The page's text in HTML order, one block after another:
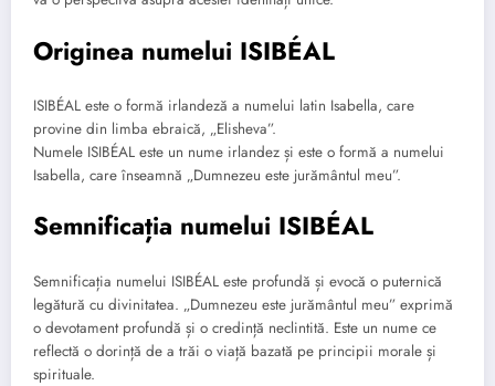
Originea numelui ISIBÉAL
ISIBÉAL este o formă irlandeză a numelui latin Isabella, care
provine din limba ebraică, „Elisheva”.
Numele ISIBÉAL este un nume irlandez și este o formă a numelui
Isabella, care înseamnă „Dumnezeu este jurământul meu”.
Semnificația numelui ISIBÉAL
Semnificația numelui ISIBÉAL este profundă și evocă o puternică
legătură cu divinitatea. „Dumnezeu este jurământul meu” exprimă
o devotament profundă și o credință neclintită. Este un nume ce
reflectă o dorință de a trăi o viață bazată pe principii morale și
spirituale.